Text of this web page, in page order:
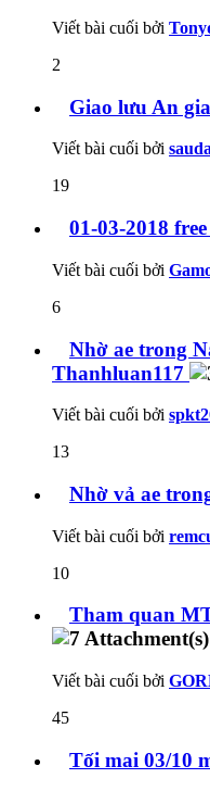
Viết bài cuối bởi
2
Giao lưu An
Viết bài cuối bởi
19
01-03-2018
Viết bài cuối bởi
6
Nhờ ae trong
Thanhluan117
Viết bài cuối bởi
13
Nhờ vả ae
Viết bài cuối bởi
10
Tham quan
Viết bài cuối bởi
45
Tối mai 03/10